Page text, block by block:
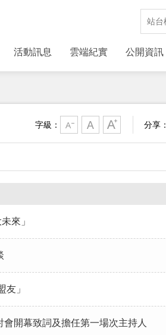
活動訊息 雲端紀實 公開資訊
字級： 分享：
來」
」
開幕致詞及擔任第一場次主持人